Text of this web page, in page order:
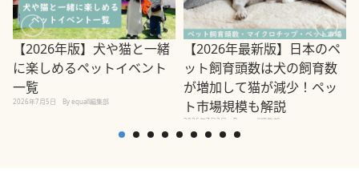
【2026年版】犬や猫と一緒
に楽しめるペットイベント
一覧
2026年7月5日 By equall編集部
【2026年最新版】日本のペ
ット飼育頭数は犬の飼育数
が増加して猫が減少！ペッ
ト市場規模も解説
2026年7月3日 By equall編集部